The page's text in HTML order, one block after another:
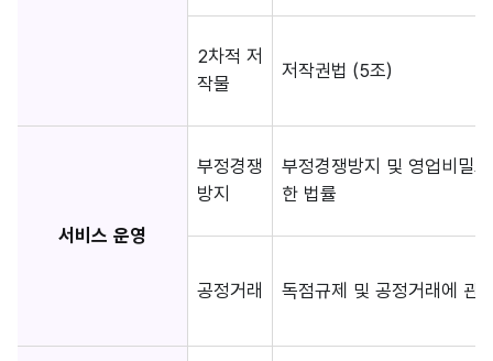
2차적 저
작물
저작권법 (5조)
서비스 운영
부정경쟁
방지
부정경쟁방지 및 영업비밀
한 법률
공정거래 독점규제 및 공정거래에 관